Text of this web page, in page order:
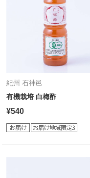
紀州 石神邑
有機栽培 白梅酢
¥540